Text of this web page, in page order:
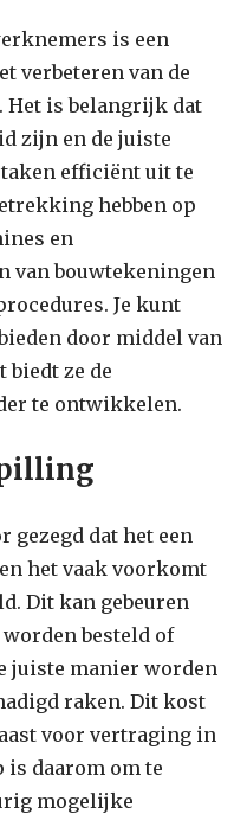
is een
verbeteren van de
Het is belangrijk dat
zijn en de juiste
efficiënt uit te
hebben op
en
van bouwtekeningen
Je kunt
door middel van
ze de
te ontwikkelen.
gezegd dat het een
het vaak voorkomt
Dit kan gebeuren
besteld of
juiste manier worden
raken. Dit kost
voor vertraging in
is daarom om te
mogelijke